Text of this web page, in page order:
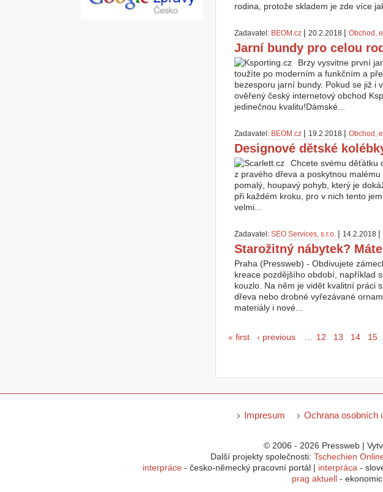
rodina, protože skladem je zde více
Zadavatel: BEOM.cz | 20.2.2018 | Obchod,
Jarní bundy pro celou
Brzy vysvitne první
toužíte po moderním a funkčním a
bezesporu jarní bundy. Pokud se již i
ověřený český internetový obchod
jedinečnou kvalitu!Dámské...
Zadavatel: BEOM.cz | 19.2.2018 | Obchod,
Designové dětské
Chcete svému děťátku
z pravého dřeva a poskytnou
pomalý, houpavý pohyb, který je
při každém kroku, pro v nich tento
velmi...
Zadavatel: SEO Services, s.r.o. | 14.2.2018 |
Starožitný nábytek?
Praha (Pressweb) - Obdivujete
kreace pozdějšího období, například
kouzlo. Na něm je vidět kvalitní práci
dřeva nebo drobné vyřezávané
materiály i nové...
Seiten
« first ‹ previous … 12 13 14 15
Impresum Ochrana osobních
© 2006 - 2026 Pressweb |
Další projekty společnosti: Tschechien
interpráce- česko-německý pracovní portál | interpráca-
prag aktuell-